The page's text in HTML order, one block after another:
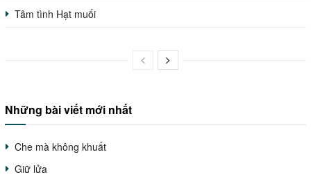
Tâm tình Hạt muối
Những bài viết mới nhất
Che mà không khuất
Giữ lửa